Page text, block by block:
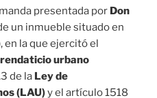
presentada por Don
un inmueble situado en
en la que ejercitó el
urbano
de la Ley de
(LAU)y el artículo 1518